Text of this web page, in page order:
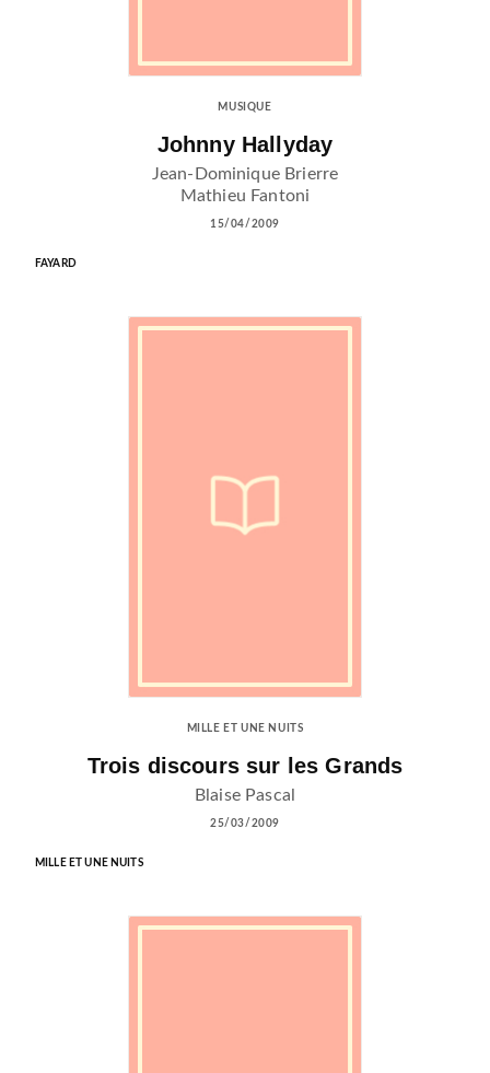
MUSIQUE
Johnny Hallyday
Jean-Dominique Brierre
Mathieu Fantoni
15/04/2009
FAYARD
MILLE ET UNE NUITS
Trois discours sur les Grands
Blaise Pascal
25/03/2009
MILLE ET UNE NUITS